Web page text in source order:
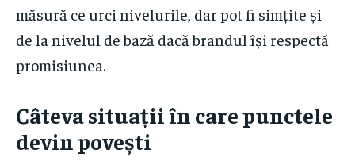
măsură ce urci nivelurile, dar pot fi simțite și
de la nivelul de bază dacă brandul își respectă
promisiunea.
Câteva situații în care punctele
devin povești